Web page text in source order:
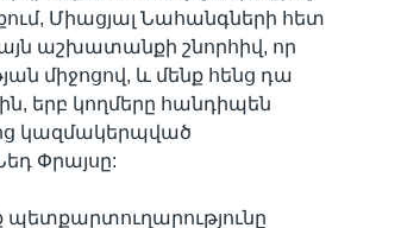
Միացյալ Նահանգների հետ
աշխատանքի շնորհիվ, որ
միջոցով, և մենք հենց դա
երբ կողմերը հանդիպեն
կազմակերպված
Փրայսը:
պետքարտուղարությունը